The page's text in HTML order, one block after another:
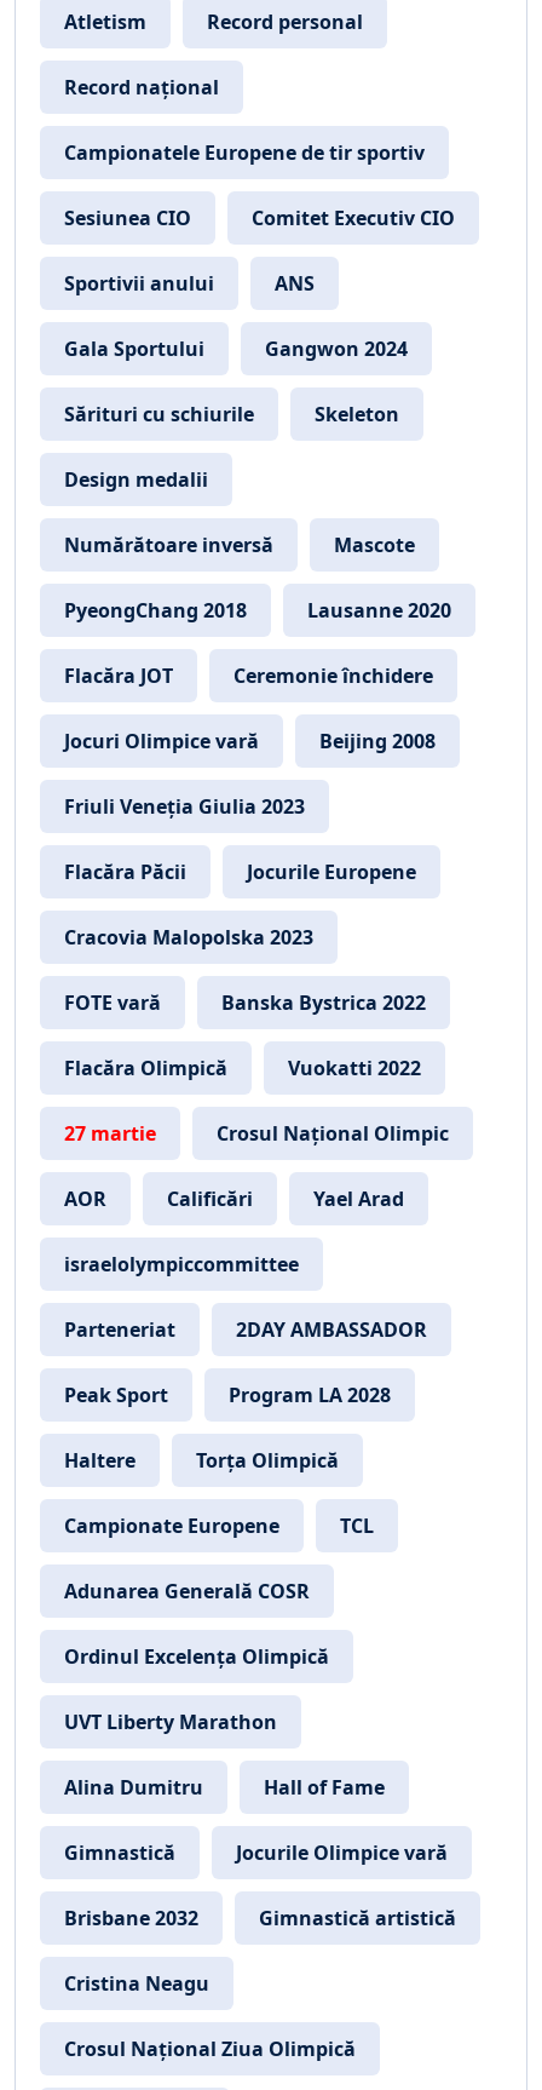
Atletism Record personal
Record național
Campionatele Europene de tir sportiv
Sesiunea CIO Comitet Executiv CIO
Sportivii anului ANS
Gala Sportului Gangwon 2024
Sărituri cu schiurile Skeleton
Design medalii
Numărătoare inversă Mascote
PyeongChang 2018 Lausanne 2020
Flacăra JOT Ceremonie închidere
Jocuri Olimpice vară Beijing 2008
Friuli Veneția Giulia 2023
Flacăra Păcii Jocurile Europene
Cracovia Malopolska 2023
FOTE vară Banska Bystrica 2022
Flacăra Olimpică Vuokatti 2022
27 martie Crosul Național Olimpic
AOR Calificări Yael Arad
israelolympiccommittee
Parteneriat 2DAY AMBASSADOR
Peak Sport Program LA 2028
Haltere Torța Olimpică
Campionate Europene TCL
Adunarea Generală COSR
Ordinul Excelența Olimpică
UVT Liberty Marathon
Alina Dumitru Hall of Fame
Gimnastică Jocurile Olimpice vară
Brisbane 2032 Gimnastică artistică
Cristina Neagu
Crosul Național Ziua Olimpică